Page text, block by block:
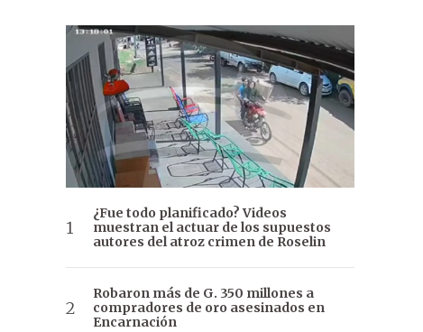
¿Fue todo planificado? Videos
muestran el actuar de los supuestos
autores del atroz crimen de Roselin
Robaron más de G. 350 millones a
compradores de oro asesinados en
Encarnación